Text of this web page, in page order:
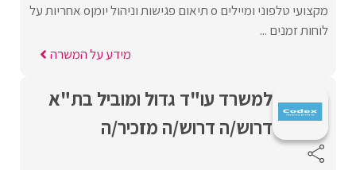
מקצועי טלפוני ומיילים o תיאום פגישות וניהול יומןo אחריות על
לוחות זמנים ...
מידע על המשרה
למשרד עו"ד גדול ומוביל בת"א
דרוש/ה דרוש/ה מזכיר/ה